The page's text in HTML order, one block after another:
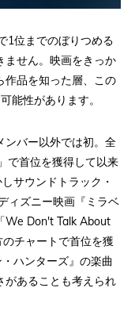
1位までのぼりつめる
ません。映画をきっか
作品を知った層、この
能性があります。
ンバー以外では初。全
で首位を獲得して以来
サウンドトラック・
ィズニー映画『ミラベ
We Don't Talk About
チャートで首位を獲
ハンターズ』の楽曲
があることも考えられ